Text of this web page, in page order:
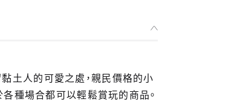
黏土人的可愛之處，親民價格的小
種場合都可以輕鬆賞玩的商品。